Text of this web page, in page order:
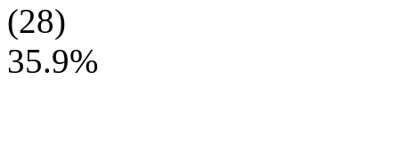
(28)
35.9%